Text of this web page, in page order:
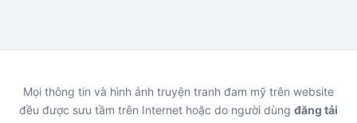
Mọi thông tin và hình ảnh truyện tranh đam mỹ trên website
đều được sưu tầm trên Internet hoặc do người dùng đăng tải